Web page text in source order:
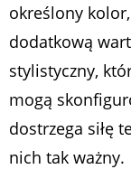
określony
dodatkową
stylistyczny,
mogą
dostrzega siłę
nich tak ważny.